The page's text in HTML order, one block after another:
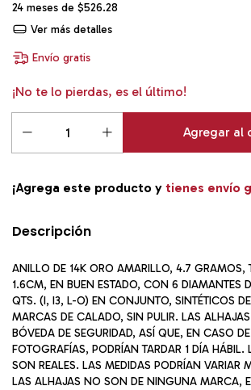
24 meses de $526.28
Ver más detalles
Envío gratis
¡No te lo pierdas, es el último!
¡Agrega este producto y tienes envío
Descripción
ANILLO DE 14K ORO AMARILLO, 4.7 GRAMOS,
1.6CM, EN BUEN ESTADO, CON 6 DIAMANTES
QTS. (I, I3, L-O) EN CONJUNTO, SINTÉTICOS
MARCAS DE CALADO, SIN PULIR. LAS
BÓVEDA DE SEGURIDAD, ASÍ QUE, EN CASO
FOTOGRAFÍAS, PODRÍAN TARDAR 1 DÍA HÁBIL.
SON REALES. LAS MEDIDAS PODRÍAN VARIAR
LAS ALHAJAS NO SON DE NINGUNA MARCA,